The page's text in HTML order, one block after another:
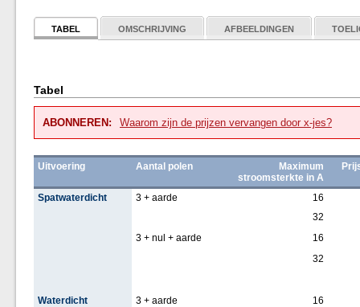
TABEL OMSCHRIJVING AFBEELDINGEN
Tabel
ABONNEREN: Waarom zijn de prijzen vervangen door x-jes?
Uitvoering Aantal polen
Maximum
stroomsterkte in A
Spatwaterdicht 3 + aarde
16
32
3 + nul + aarde
16
32
Waterdicht 3 + aarde
16